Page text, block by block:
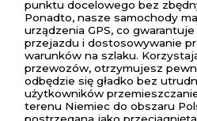
punktu docelowego bez
Ponadto, nasze samochody
urządzenia GPS, co
przejazdu i dostosowywanie
warunków na szlaku.
przewozów, otrzymujesz
odbędzie się gładko bez
użytkowników
terenu Niemiec do obszaru